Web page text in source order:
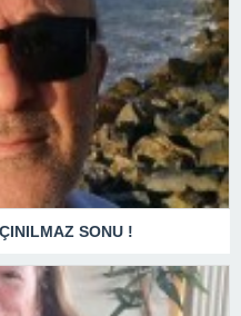
SONU !